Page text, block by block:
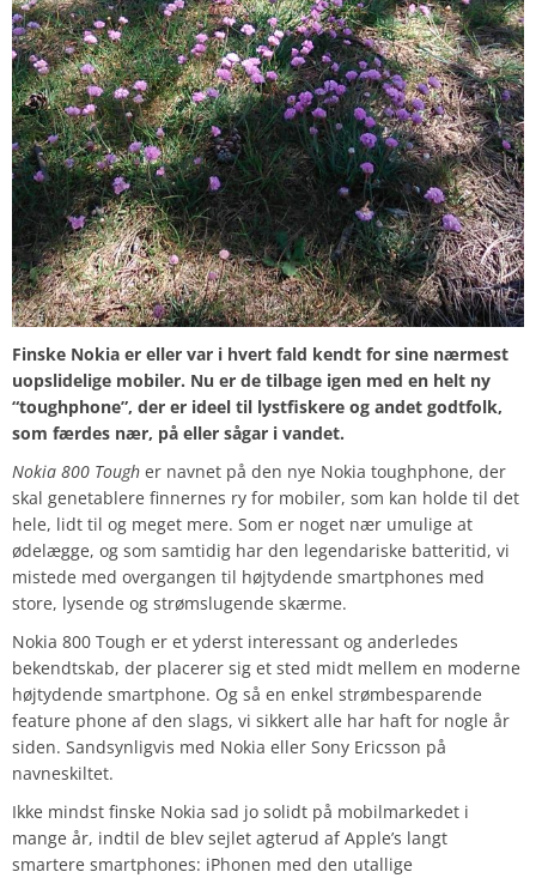
Finske Nokia er eller var i hvert fald kendt for sine nærmest
uopslidelige mobiler. Nu er de tilbage igen med en helt ny
“toughphone”, der er ideel til lystfiskere og andet godtfolk,
som færdes nær, på eller sågar i vandet.
Nokia 800 Tough er navnet på den nye Nokia toughphone, der
skal genetablere finnernes ry for mobiler, som kan holde til det
hele, lidt til og meget mere. Som er noget nær umulige at
ødelægge, og som samtidig har den legendariske batteritid, vi
mistede med overgangen til højtydende smartphones med
store, lysende og strømslugende skærme.
Nokia 800 Tough er et yderst interessant og anderledes
bekendtskab, der placerer sig et sted midt mellem en moderne
højtydende smartphone. Og så en enkel strømbesparende
feature phone af den slags, vi sikkert alle har haft for nogle år
siden. Sandsynligvis med Nokia eller Sony Ericsson på
navneskiltet.
Ikke mindst finske Nokia sad jo solidt på mobilmarkedet i
mange år, indtil de blev sejlet agterud af Apple’s langt
smartere smartphones: iPhonen med den utallige